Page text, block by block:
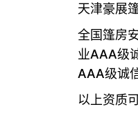
天津豪展
全国篷房
业AAA级
AAA级诚
以上资质